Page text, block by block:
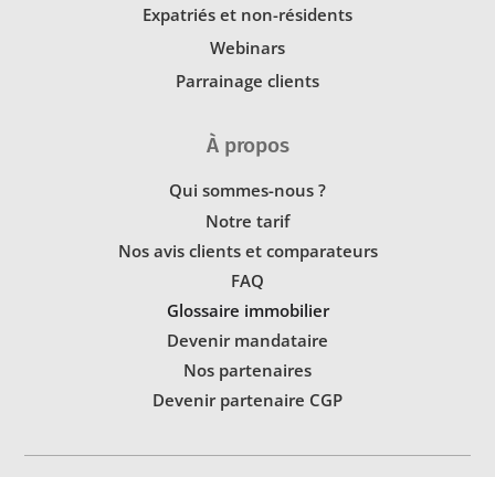
Expatriés et non-résidents
Webinars
Parrainage clients
À propos
Qui sommes-nous ?
Notre tarif
Nos avis clients et comparateurs
FAQ
Glossaire immobilier
Devenir mandataire
Nos partenaires
Devenir partenaire CGP